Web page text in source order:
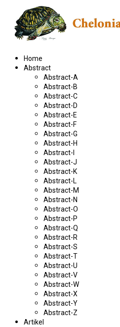
Home
Abstract
Abstract-A
Abstract-B
Abstract-C
Abstract-D
Abstract-E
Abstract-F
Abstract-G
Abstract-H
Abstract-I
Abstract-J
Abstract-K
Abstract-L
Abstract-M
Abstract-N
Abstract-O
Abstract-P
Abstract-Q
Abstract-R
Abstract-S
Abstract-T
Abstract-U
Abstract-V
Abstract-W
Abstract-X
Abstract-Y
Abstract-Z
Artikel